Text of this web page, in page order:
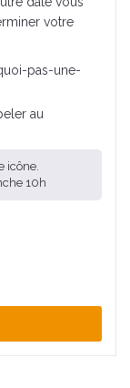
votre
pas-une-
au
icône.
10h